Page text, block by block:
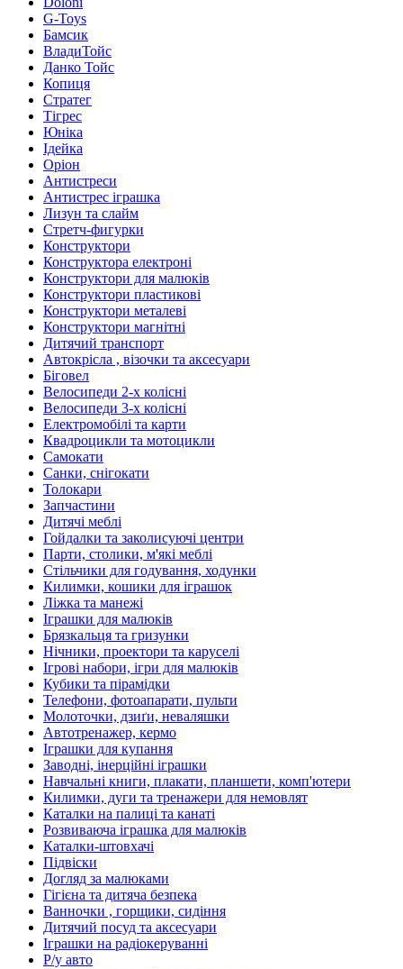
G-Toys
Бамсик
ВладиТойс
Данко Тойс
Копиця
Стратег
Тігрес
Юніка
Ідейка
Оріон
Антистреси
Антистрес іграшка
Лизун та слайм
Стретч-фигурки
Конструктори
Конструктора електроні
Конструктори для малюків
Конструктори пластикові
Конструктори металеві
Конструктори магнітні
Дитячий транспорт
Автокрісла , візочки та аксесуари
Біговел
Велосипеди 2-х колісні
Велосипеди 3-х колісні
Електромобілі та карти
Квадроцикли та мотоцикли
Самокати
Санки, снігокати
Толокари
Запчастини
Дитячі меблі
Гойдалки та заколисуючі центри
Парти, столики, м'які меблі
Стільчики для годування, ходунки
Килимки, кошики для іграшок
Ліжка та манежі
Іграшки для малюків
Брязкальця та гризунки
Нічники, проектори та каруселі
Ігрові набори, ігри для малюків
Кубики та пірамідки
Телефони, фотоапарати, пульти
Молоточки, дзиґи, неваляшки
Автотренажер, кермо
Іграшки для купання
Заводні, інерційні іграшки
Навчальні книги, плакати, планшети, комп'ютери
Килимки, дуги та тренажери для немовлят
Каталки на палиці та канаті
Розвиваюча іграшка для малюків
Каталки-штовхачі
Підвіски
Догляд за малюками
Гігієна та дитяча безпека
Ванночки , горщики, сидіння
Дитячий посуд та аксесуари
Іграшки на радіокеруванні
Р/у авто